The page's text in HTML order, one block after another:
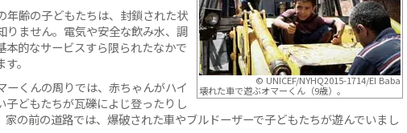
© UNICEF/NYHQ2015-1714/El Baba
壊れた車で遊ぶオマーくん（9歳）。
年齢の子どもたちは、封鎖された状
りません。電気や安全な飲み水、調
本的なサービスすら限られたなかで
。
ーくんの周りでは、赤ちゃんがハイ
子どもたちが瓦礫によじ登ったりし
家の前の道路では、爆破された車やブルドーザーで子どもたちが遊んでいまし